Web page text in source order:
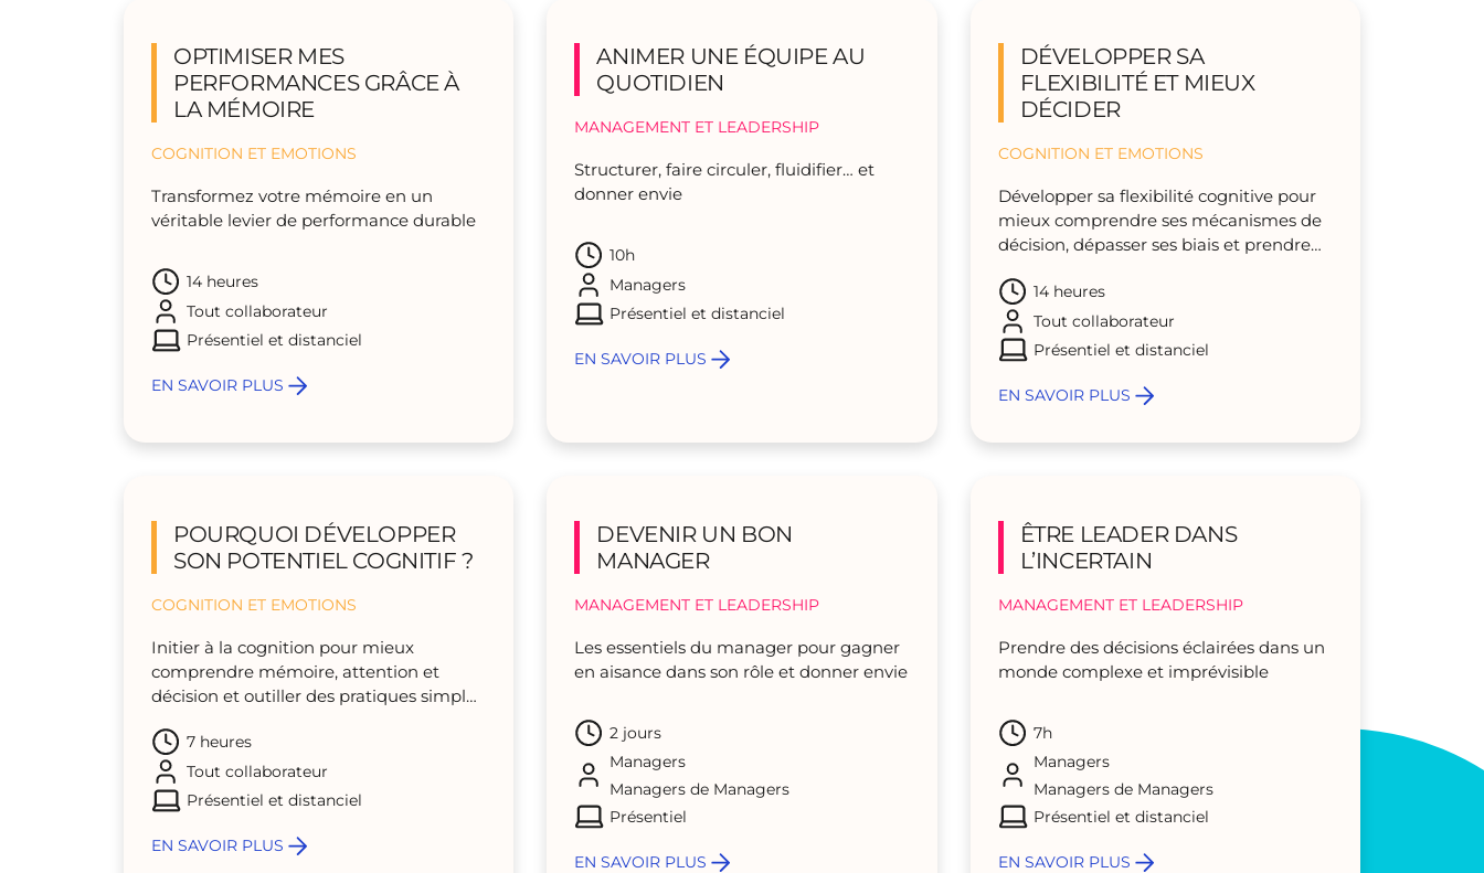
OPTIMISER MES
PERFORMANCES GRÂCE À
LA MÉMOIRE
COGNITION ET EMOTIONS
Transformez votre mémoire en un
véritable levier de performance durable
14 heures
Tout collaborateur
Présentiel et distanciel
EN SAVOIR PLUS
ANIMER UNE ÉQUIPE AU
QUOTIDIEN
MANAGEMENT ET LEADERSHIP
Structurer, faire circuler, fluidifier… et
donner envie
10h
Managers
Présentiel et distanciel
EN SAVOIR PLUS
DÉVELOPPER SA
FLEXIBILITÉ ET MIEUX
DÉCIDER
COGNITION ET EMOTIONS
Développer sa flexibilité cognitive pour
mieux comprendre ses mécanismes de
décision, dépasser ses biais et prendre
adaptées à chaque situation.
14 heures
Tout collaborateur
Présentiel et distanciel
EN SAVOIR PLUS
POURQUOI DÉVELOPPER
SON POTENTIEL COGNITIF ?
COGNITION ET EMOTIONS
Initier à la cognition pour mieux
comprendre mémoire, attention et
décision et outiller des pratiques simples
7 heures
Tout collaborateur
Présentiel et distanciel
EN SAVOIR PLUS
DEVENIR UN BON
MANAGER
MANAGEMENT ET LEADERSHIP
Les essentiels du manager pour gagner
en aisance dans son rôle et donner envie
2 jours
Managers
Managers de Managers
Présentiel
EN SAVOIR PLUS
ÊTRE LEADER DANS
L’INCERTAIN
MANAGEMENT ET LEADERSHIP
Prendre des décisions éclairées dans un
monde complexe et imprévisible
7h
Managers
Managers de Managers
Présentiel et distanciel
EN SAVOIR PLUS